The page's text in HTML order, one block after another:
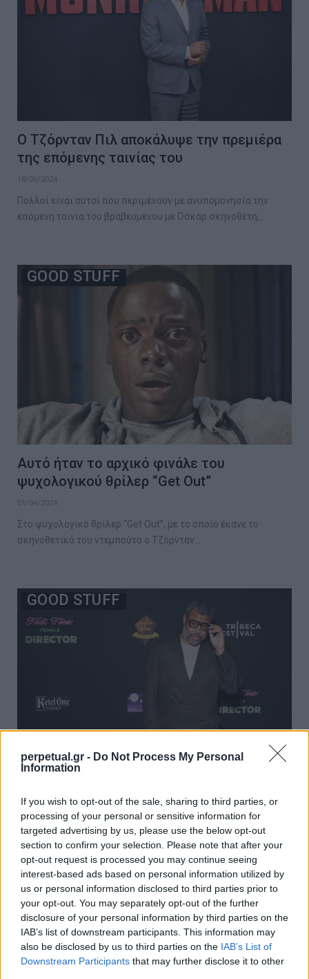
perpetual.gr - Do Not Process My Personal
Information
If you wish to opt-out of the sale, sharing to third parties, or
processing of your personal or sensitive information for
targeted advertising by us, please use the below opt-out
section to confirm your selection. Please note that after your
opt-out request is processed you may continue seeing
interest-based ads based on personal information utilized by
us or personal information disclosed to third parties prior to
your opt-out. You may separately opt-out of the further
disclosure of your personal information by third parties on the
IAB’s list of downstream participants. This information may
also be disclosed by us to third parties on the IAB’s List of
Downstream Participants that may further disclose it to other
Ο Τζόρνταν Πιλ αποκάλυψε την πρεμιέρα
της επόμενης ταινίας του
18/06/2024
Πολλοί είναι αυτοί που περιμένουν με ανυπομονησία την
επόμενη ταινία του βραβευμένου με Όσκαρ σκηνοθέτη,…
GOOD STUFF
Αυτό ήταν το αρχικό φινάλε του
ψυχολογικού θρίλερ “Get Out”
01/04/2024
Στο ψυχολογικό θρίλερ “Get Out”, με το οποίο έκανε το
σκηνοθετικό του ντεμπούτο ο Τζόρνταν…
GOOD STUFF
ήθελε να δεις ο σκηνοθέτης
15/02/2024
Τον Ιούλιο του 2022, μετά την πρεμιέρα της τρίτης ταινίας
του “Nope”, ο Τζόρνταν Πιλ…
GOOD STUFF